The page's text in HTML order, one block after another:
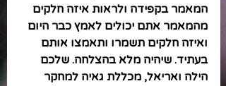
המאמר בקפידה ולראות איזה חלקים
מהמאמר אתם יכולים לאמץ כבר היום
ואיזה חלקים תשמרו ותאמצו אותם
בעתיד. שיהיה מלא בהצלחה. שלכם
הילה ואריאל, מכללת גאיה למחקר